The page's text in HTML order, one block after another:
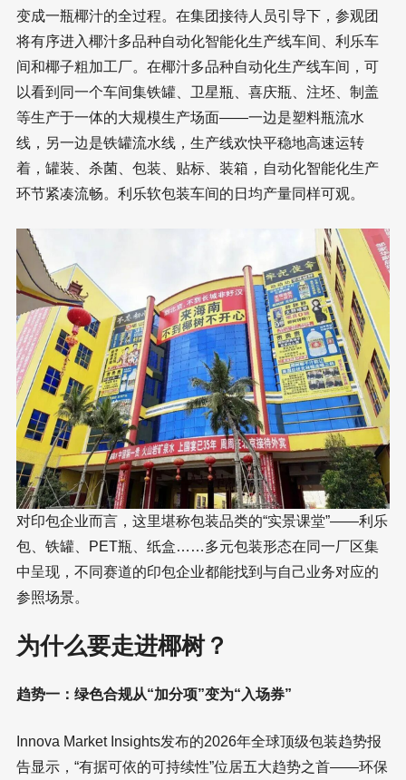
变成一瓶椰汁的全过程。在集团接待人员引导下，参观团
将有序进入椰汁多品种自动化智能化生产线车间、利乐车
间和椰子粗加工厂。在椰汁多品种自动化生产线车间，可
以看到同一个车间集铁罐、卫星瓶、喜庆瓶、注坯、制盖
等生产于一体的大规模生产场面——一边是塑料瓶流水
线，另一边是铁罐流水线，生产线欢快平稳地高速运转
着，罐装、杀菌、包装、贴标、装箱，自动化智能化生产
环节紧凑流畅。利乐软包装车间的日均产量同样可观。
对印包企业而言，这里堪称包装品类的“实景课堂”——利乐
包、铁罐、PET瓶、纸盒……多元包装形态在同一厂区集
中呈现，不同赛道的印包企业都能找到与自己业务对应的
参照场景。
为什么要走进椰树？
趋势一：绿色合规从“加分项”变为“入场券”
Innova Market Insights发布的2026年全球顶级包装趋势报
告显示，“有据可依的可持续性”位居五大趋势之首——环保